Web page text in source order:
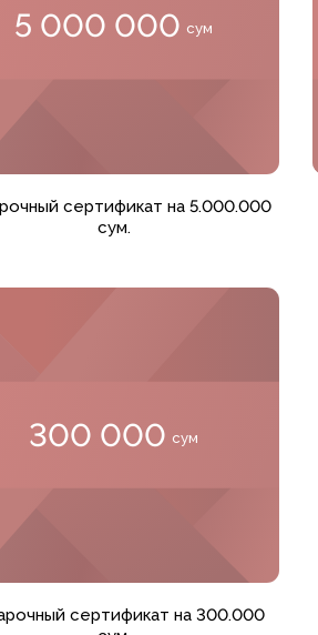
5 000 000 сум
в корзину
сертификат на 5.000.000
сум.
300 000 сум
в корзину
сертификат на 300.000